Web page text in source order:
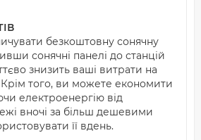
безкоштовну сонячну
сонячні панелі до станцій
знизить ваші витрати на
того, ви можете економити
електроенергію від
вночі за більш дешевими
її вдень.